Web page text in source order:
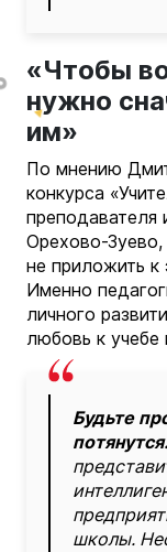
«Чтобы
нужно
им»
По мнению
конкурса
преподавателя
Орехово-
не приложить к
Именно
личного
любовь к учебе
Будьте
потянутся.
школы.